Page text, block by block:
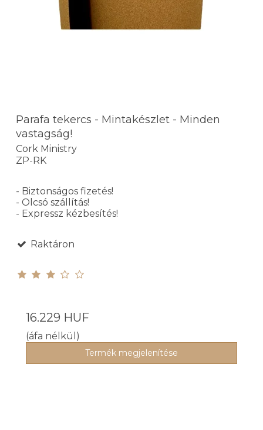
Parafa tekercs - Mintakészlet - Minden
vastagság!
Cork Ministry
ZP-RK
- Biztonságos fizetés!
- Olcsó szállítás!
- Expressz kézbesítés!
Raktáron
16.229 HUF
(áfa nélkül)
Termék megjelenítése